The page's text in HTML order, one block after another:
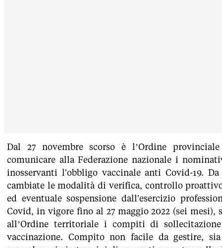
Dal 27 novembre scorso è l’Ordine
comunicare alla Federazione nazionale i
inosservanti l'obbligo vaccinale anti Covid-19.
cambiate le modalità di verifica, controllo
ed eventuale sospensione dall'esercizio
Covid, in vigore fino al 27 maggio 2022 (sei mesi),
all’Ordine territoriale i compiti di
vaccinazione. Compito non facile da gestire,